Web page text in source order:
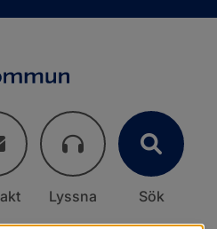
Lyssna Sök